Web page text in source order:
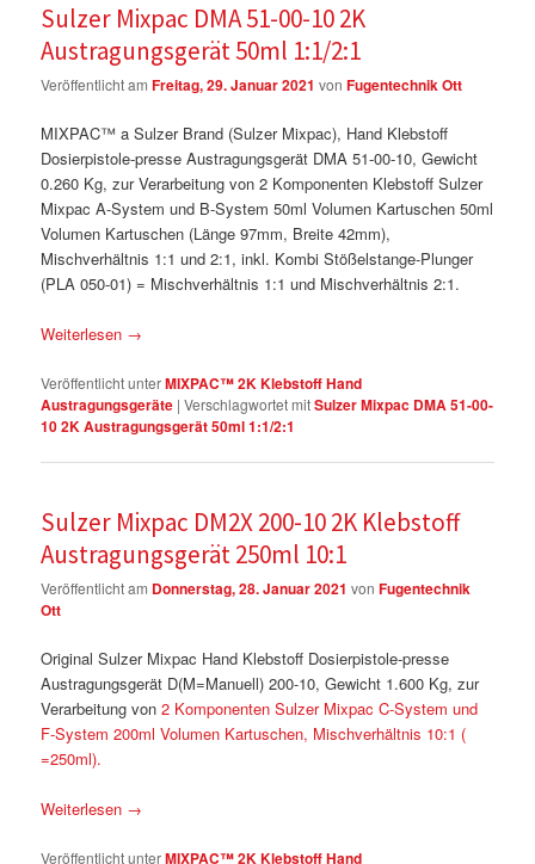
Sulzer Mixpac DMA 51-00-10 2K
Austragungsgerät 50ml 1:1/2:1
Veröffentlicht amFreitag, 29. Januar 2021 vonFugentechnik Ott
MIXPAC™ a Sulzer Brand (Sulzer Mixpac), Hand Klebstoff
Dosierpistole-presse Austragungsgerät DMA 51-00-10, Gewicht
0.260 Kg, zur Verarbeitung von 2 Komponenten Klebstoff Sulzer
Mixpac A-System und B-System 50ml Volumen Kartuschen 50ml
Volumen Kartuschen (Länge 97mm, Breite 42mm),
Mischverhältnis 1:1 und 2:1, inkl. Kombi Stößelstange-Plunger
(PLA 050-01) = Mischverhältnis 1:1 und Mischverhältnis 2:1.
Weiterlesen →
Veröffentlicht unterMIXPAC™ 2K Klebstoff Hand
Austragungsgeräte |Verschlagwortet mitSulzer Mixpac DMA 51-00-
10 2K Austragungsgerät 50ml 1:1/2:1
Sulzer Mixpac DM2X 200-10 2K Klebstoff
Austragungsgerät 250ml 10:1
Veröffentlicht am Donnerstag, 28. Januar 2021 vonFugentechnik
Ott
Original Sulzer Mixpac Hand Klebstoff Dosierpistole-presse
Austragungsgerät D(M=Manuell) 200-10, Gewicht 1.600 Kg, zur
Verarbeitung von2 Komponenten Sulzer Mixpac C-System und
F-System 200ml Volumen Kartuschen, Mischverhältnis 10:1 (
=250ml).
Weiterlesen →
Veröffentlicht unterMIXPAC™ 2K Klebstoff Hand